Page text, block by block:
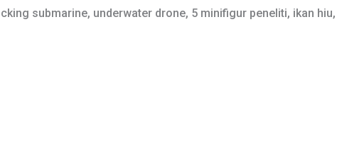
submarine, underwater drone, 5 minifigur peneliti, ikan